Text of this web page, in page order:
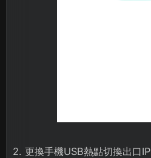
2. 更換手機USB熱點切換出口IP